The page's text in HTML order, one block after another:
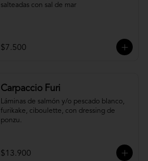
salteadas con sal de mar
$7.500
Carpaccio Furi
Láminas de salmón y/o pescado blanco,
furikake, ciboulette, con dressing de
ponzu.
$13.900